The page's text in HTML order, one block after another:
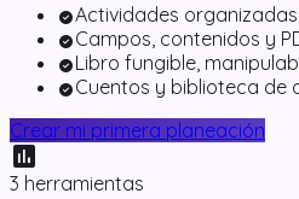
check_circleActividades
check_circleCampos, contenidos y
check_circleLibro fungible,
check_circleCuentos y biblioteca de
Crear mi primera planeación
assessment
3 herramientas